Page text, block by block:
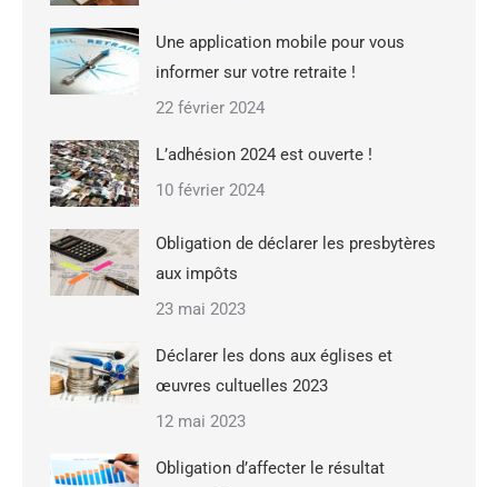
Une application mobile pour vous
informer sur votre retraite !
22 février 2024
L’adhésion 2024 est ouverte !
10 février 2024
Obligation de déclarer les presbytères
aux impôts
23 mai 2023
Déclarer les dons aux églises et
œuvres cultuelles 2023
12 mai 2023
Obligation d’affecter le résultat